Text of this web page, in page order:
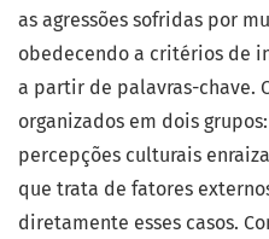
as agressões sofridas por
obedecendo a critérios de
a partir de palavras-chave.
organizados em dois
percepções culturais
que trata de fatores
diretamente esses casos.